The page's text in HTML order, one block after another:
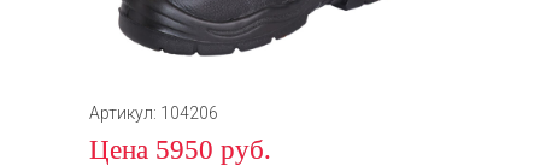
Артикул: 104206
Цена 5950 руб.